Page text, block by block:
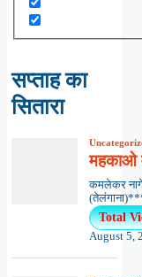
सप्ताह का
सितारा
महकाओ
कमलेकर
Total
August 5,